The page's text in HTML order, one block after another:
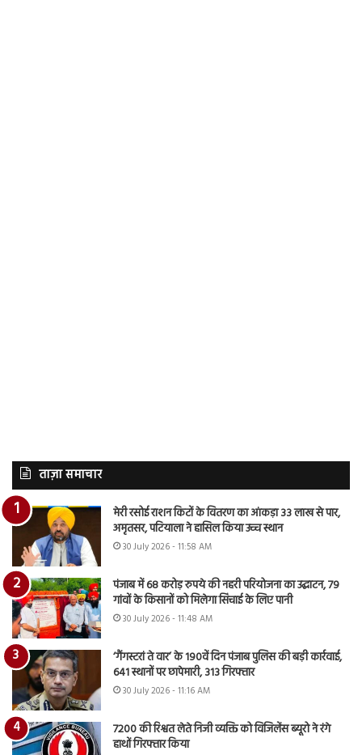
ताज़ा समाचार
मेरी रसोई राशन किटों के वितरण का आंकड़ा 33 लाख से पार,
अमृतसर, पटियाला ने हासिल किया उच्च स्थान
30 July 2026 - 11:58 AM
पंजाब में 68 करोड़ रुपये की नहरी परियोजना का उद्घाटन, 79
गांवों के किसानों को मिलेगा सिंचाई के लिए पानी
30 July 2026 - 11:48 AM
‘गैंगस्टरां ते वार’ के 190वें दिन पंजाब पुलिस की बड़ी कार्रवाई,
641 स्थानों पर छापेमारी, 313 गिरफ्तार
30 July 2026 - 11:16 AM
7200 की रिश्वत लेते निजी व्यक्ति को विजिलेंस ब्यूरो ने रंगे
हाथों गिरफ्तार किया